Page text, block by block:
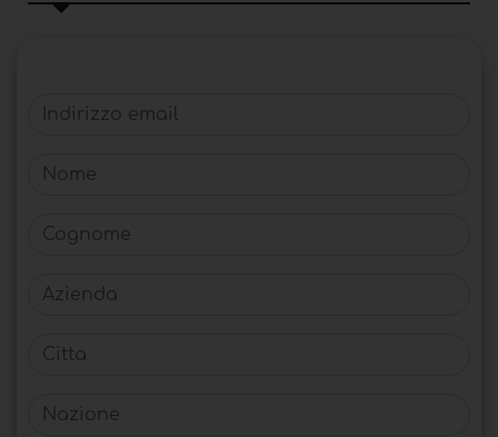
Indirizzo email
Nome
Cognome
Azienda
Citta
Nazione